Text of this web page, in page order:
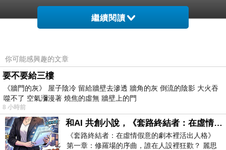
繼續閱讀
你可能感興趣的文章
要不要給三樓
《牆門的灰》 屋子陰冷 留給牆壁去滲透 牆角的灰 倒流的陰影 大火吞
噬不了 空氣瀰漫著 燒焦的虛無 牆壁上的門
8 小時前
和AI 共創小說，《套路終結者：在虛情假意的劇本裡活出人格》
《套路終結者：在虛情假意的劇本裡活出人格》
第一章：修羅場的序曲，誰在人設裡狂歡？ 麗思